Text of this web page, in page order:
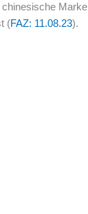
chinesische Marke
(FAZ: 11.08.23).